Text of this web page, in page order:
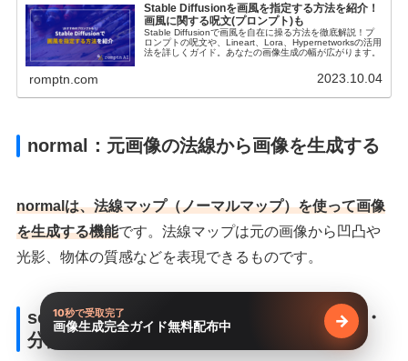
Stable Diffusionを画風を指定する方法を紹介！
画風に関する呪文(プロンプト)も
Stable Diffusionで画風を自在に操る方法を徹底解説！プ
ロンプトの呪文や、Lineart、Lora、Hypernetworksの活用
法を詳しくガイド。あなたの画像生成の幅が広がります。
romptn.com 2023.10.04
normal：元画像の法線から画像を生成する
normalは、法線マップ（ノーマルマップ）を使って画像
を生成する機能です。法線マップは元の画像から凹凸や
光影、物体の質感などを表現できるものです。
segmentation：元画像を要素ごとに抽出・
分割する
10秒で受取完了
画像生成完全ガイド無料配布中 無料で受け
→